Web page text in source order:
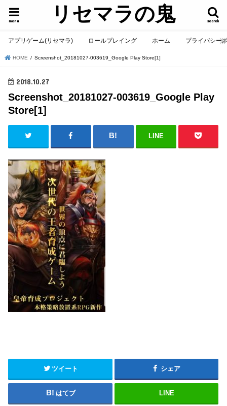
リセマラの鬼 search
menu
アプリゲーム(リセマラ) ロールプレイング ホーム プライバシー
HOME Screenshot_20181027-003619_Google Play Store[1]
2018.10.27
Screenshot_20181027-003619_Google Play
Store[1]
LINE
ツイート シェア
はてブ LINE